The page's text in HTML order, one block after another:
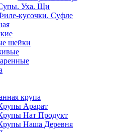
Уха. Щи
кусочки. Суфле
шейки
крупа
Арарат
Нат Продукт
Наша Деревня